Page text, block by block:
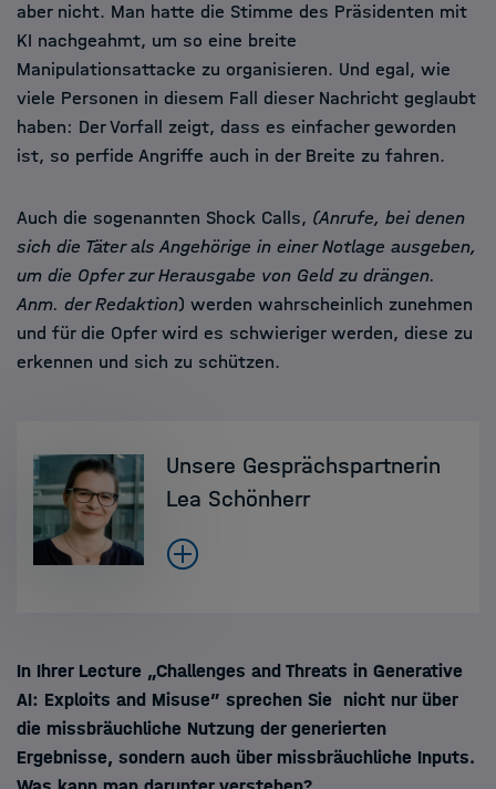
aber nicht. Man hatte die Stimme des Präsidenten mit
KI nachgeahmt, um so eine breite
Manipulationsattacke zu organisieren. Und egal, wie
viele Personen in diesem Fall dieser Nachricht geglaubt
haben: Der Vorfall zeigt, dass es einfacher geworden
ist, so perfide Angriffe auch in der Breite zu fahren.
Auch die sogenannten Shock Calls, (Anrufe, bei denen
sich die Täter als Angehörige in einer Notlage ausgeben,
um die Opfer zur Herausgabe von Geld zu drängen.
Anm. der Redaktion) werden wahrscheinlich zunehmen
und für die Opfer wird es schwieriger werden, diese zu
erkennen und sich zu schützen.
Unsere Gesprächspartnerin
Lea Schönherr
In Ihrer Lecture „Challenges and Threats in Generative
AI: Exploits and Misuse” sprechen Sie nicht nur über
die missbräuchliche Nutzung der generierten
Ergebnisse, sondern auch über missbräuchliche Inputs.